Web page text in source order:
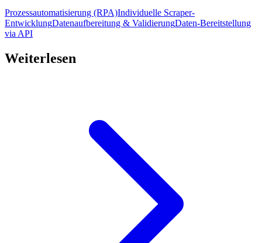
Prozessautomatisierung (RPA)Individuelle Scraper-
EntwicklungDatenaufbereitung & ValidierungDaten-Bereitstellung
via API
Weiterlesen